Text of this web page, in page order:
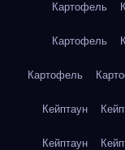
Картофель
Картофель
Картофель
Кейптаун
Кейптаун